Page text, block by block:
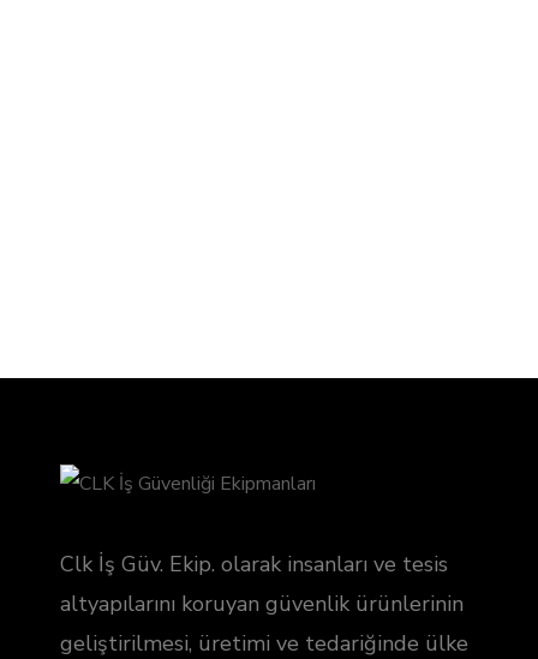
Clk İş Güv. Ekip. olarak insanları ve tesis
altyapılarını koruyan güvenlik ürünlerinin
geliştirilmesi, üretimi ve tedariğinde ülke